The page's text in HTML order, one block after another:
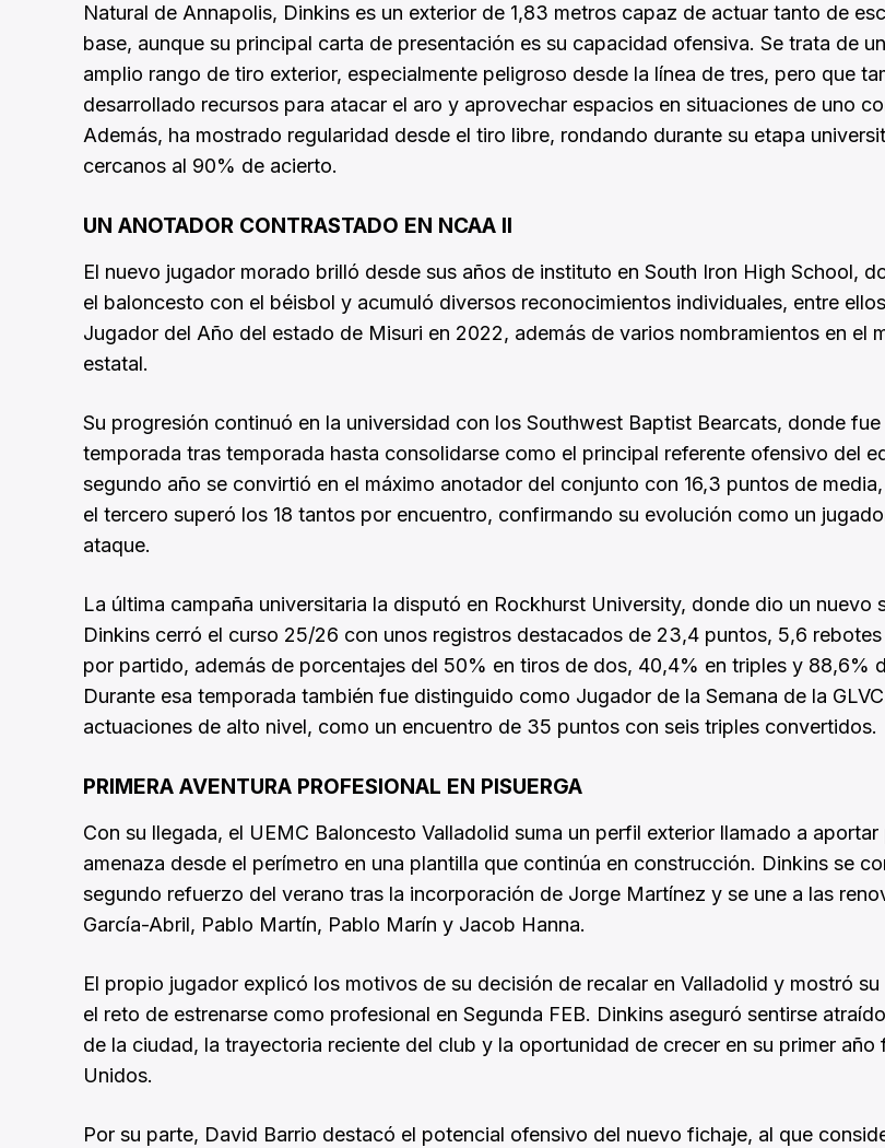
Natural de Annapolis, Dinkins es un exterior de 1,83 metros capaz de actuar tanto de
base, aunque su principal carta de presentación es su capacidad ofensiva. Se trata de
amplio rango de tiro exterior, especialmente peligroso desde la línea de tres, pero que
desarrollado recursos para atacar el aro y aprovechar espacios en situaciones de uno
Además, ha mostrado regularidad desde el tiro libre, rondando durante su etapa
cercanos al 90% de acierto.
UN ANOTADOR CONTRASTADO EN NCAA II
El nuevo jugador morado brilló desde sus años de instituto en South Iron High School,
el baloncesto con el béisbol y acumuló diversos reconocimientos individuales, entre
Jugador del Año del estado de Misuri en 2022, además de varios nombramientos en el
estatal.
Su progresión continuó en la universidad con los Southwest Baptist Bearcats, donde
temporada tras temporada hasta consolidarse como el principal referente ofensivo del
segundo año se convirtió en el máximo anotador del conjunto con 16,3 puntos de
el tercero superó los 18 tantos por encuentro, confirmando su evolución como un
ataque.
La última campaña universitaria la disputó en Rockhurst University, donde dio un nuevo
Dinkins cerró el curso 25/26 con unos registros destacados de 23,4 puntos, 5,6 rebotes
por partido, además de porcentajes del 50% en tiros de dos, 40,4% en triples y 88,6%
Durante esa temporada también fue distinguido como Jugador de la Semana de la
actuaciones de alto nivel, como un encuentro de 35 puntos con seis triples convertidos.
PRIMERA AVENTURA PROFESIONAL EN PISUERGA
Con su llegada, el UEMC Baloncesto Valladolid suma un perfil exterior llamado a
amenaza desde el perímetro en una plantilla que continúa en construcción. Dinkins se
segundo refuerzo del verano tras la incorporación de Jorge Martínez y se une a las
García-Abril, Pablo Martín, Pablo Marín y Jacob Hanna.
El propio jugador explicó los motivos de su decisión de recalar en Valladolid y mostró
el reto de estrenarse como profesional en Segunda FEB. Dinkins aseguró sentirse
de la ciudad, la trayectoria reciente del club y la oportunidad de crecer en su primer año
Unidos.
Por su parte, David Barrio destacó el potencial ofensivo del nuevo fichaje, al que